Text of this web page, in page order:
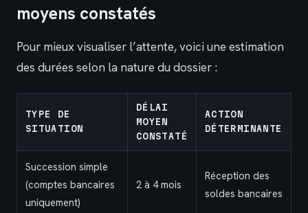
moyens constatés
Pour mieux visualiser l’attente, voici une estimation
des durées selon la nature du dossier :
TYPE DE
SITUATION
DÉLAI
MOYEN
CONSTATÉ
ACTION
DÉTERMINANTE
Succession simple
(comptes bancaires
uniquement)
2 à 4 mois
Réception des
soldes bancaires